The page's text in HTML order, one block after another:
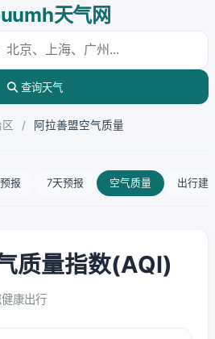
天气网
查询天气
/ 阿拉善盟空气质量
报 7天预报 空气质量 出行建
质量指数(AQI)
康出行